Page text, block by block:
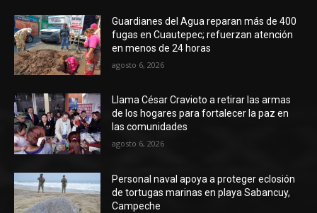
Guardianes del Agua reparan más de 400
fugas en Cuautepec; refuerzan atención
en menos de 24 horas
agosto 6, 2026
Llama César Cravioto a retirar las armas
de los hogares para fortalecer la paz en
las comunidades
agosto 6, 2026
Personal naval apoya a proteger eclosión
de tortugas marinas en playa Sabancuy,
Campeche